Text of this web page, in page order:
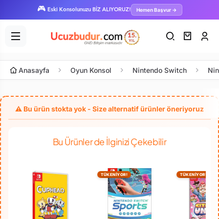
🎮 Eski Konsolunuzu BİZ ALIYORUZ! Hemen Başvur →
Anasayfa Oyun Konsol Nintendo Switch
Bu Ürünler de İlginizi Çekebilir
TÜKENİYOR! TÜKENİYOR!